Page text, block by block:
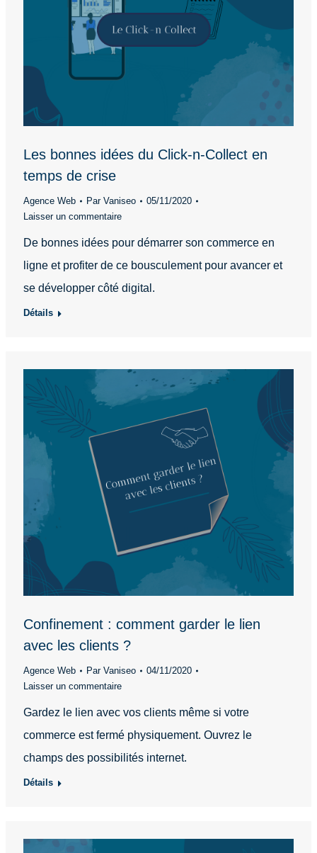
Les bonnes idées du Click-n-Collect en
temps de crise
Agence Web Par Vaniseo
05/11/2020
Laisser un commentaire
De bonnes idées pour démarrer son commerce en
ligne et profiter de ce bousculement pour avancer et
se développer côté digital.
Détails
Confinement : comment garder le lien
avec les clients ?
Agence Web Par Vaniseo
04/11/2020
Laisser un commentaire
Gardez le lien avec vos clients même si votre
commerce est fermé physiquement. Ouvrez le
champs des possibilités internet.
Détails